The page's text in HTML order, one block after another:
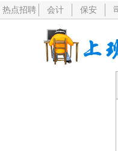
热点招聘 会计 保安